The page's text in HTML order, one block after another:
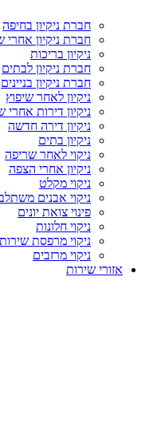
חברת ניקיון בחיפה
חברת ניקיון אחרי
ניקיון בריכות
חברת ניקיון לבתים
חברת ניקיון בניינים
ניקיון לאחר שיפוץ
ניקיון דירות אחרי
ניקיון דירה חדשה
ניקיון בתים
ניקוי לאחר שריפה
ניקיון אחרי הצפה
ניקוי מקלט
ניקוי אבנים
פינוי צואת יונים
ניקוי חלונות
ניקוי מרפסת שירות
ניקוי מרזבים
אזורי שירות